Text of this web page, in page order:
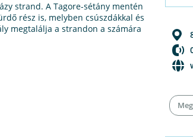
strand. A Tagore-sétány mentén
rész is, melyben csúszdákkal és
megtalálja a strandon a számára